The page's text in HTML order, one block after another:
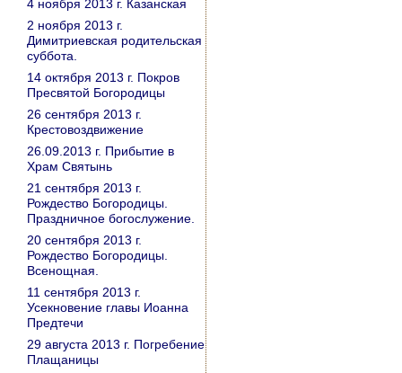
4 ноября 2013 г. Казанская
2 ноября 2013 г.
Димитриевская родительская
суббота.
14 октября 2013 г. Покров
Пресвятой Богородицы
26 сентября 2013 г.
Крестовоздвижение
26.09.2013 г. Прибытие в
Храм Святынь
21 сентября 2013 г.
Рождество Богородицы.
Праздничное богослужение.
20 сентября 2013 г.
Рождество Богородицы.
Всенощная.
11 сентября 2013 г.
Усекновение главы Иоанна
Предтечи
29 августа 2013 г. Погребение
Плащаницы